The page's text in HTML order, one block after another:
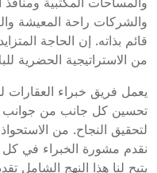
والشركات راحة المعيشة
قائم بذاته. إن الحاجة
من الاستراتيجية الحضرية
يعمل فريق خبراء العقارات
تحسين كل جانب من جوانب
لتحقيق النجاح. من
نقدم مشورة الخبراء في
يتيح لنا هذا النهج الشامل